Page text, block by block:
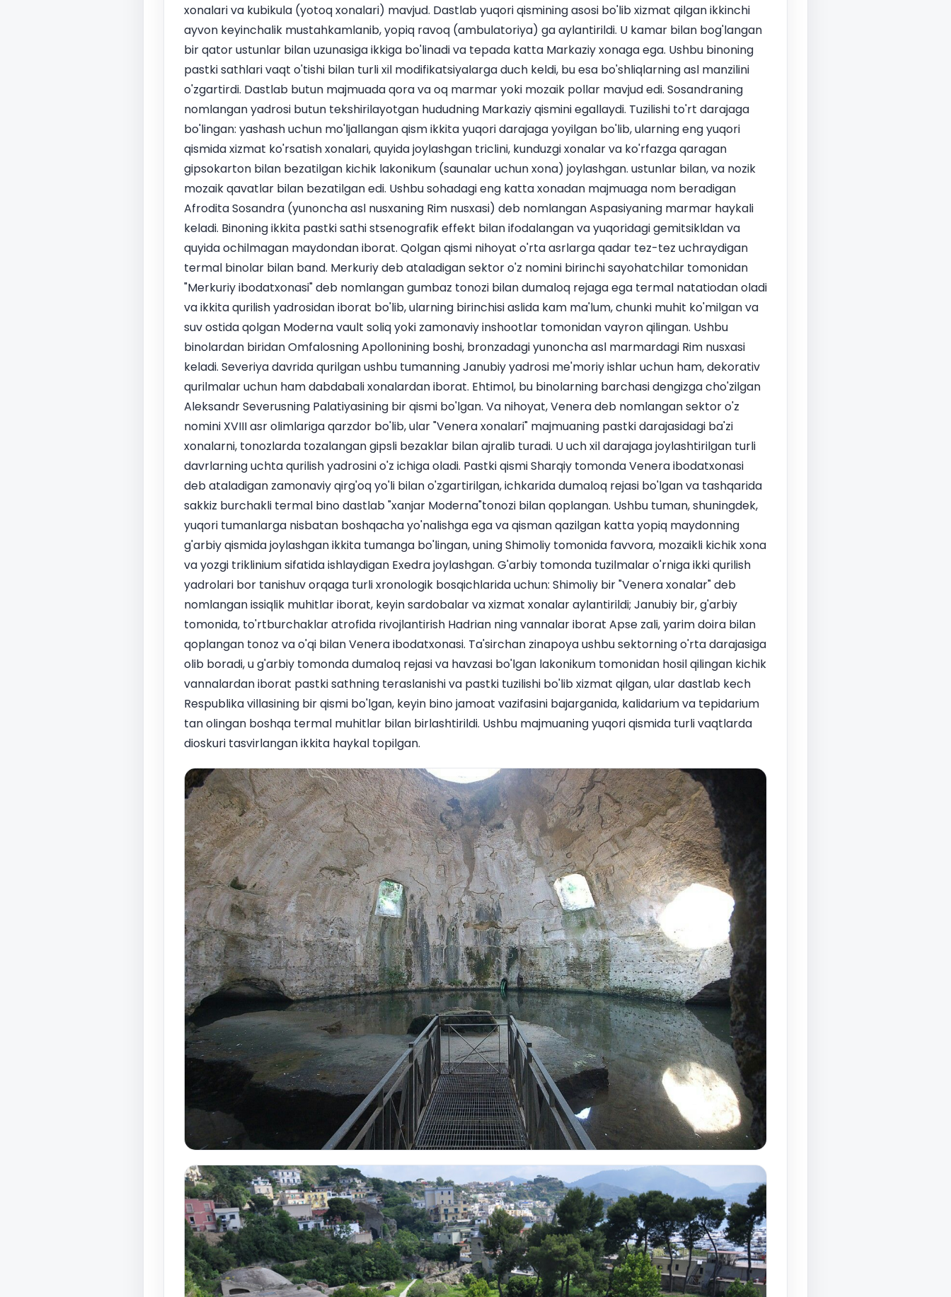
xonalari va kubikula (yotoq xonalari) mavjud. Dastlab yuqori qismining asosi bo'lib xizmat qilgan ikkinchi
ayvon keyinchalik mustahkamlanib, yopiq ravoq (ambulatoriya) ga aylantirildi. U kamar bilan bog'langan
bir qator ustunlar bilan uzunasiga ikkiga bo'linadi va tepada katta Markaziy xonaga ega. Ushbu binoning
pastki sathlari vaqt o'tishi bilan turli xil modifikatsiyalarga duch keldi, bu esa bo'shliqlarning asl manzilini
o'zgartirdi. Dastlab butun majmuada qora va oq marmar yoki mozaik pollar mavjud edi. Sosandraning
nomlangan yadrosi butun tekshirilayotgan hududning Markaziy qismini egallaydi. Tuzilishi to'rt darajaga
bo'lingan: yashash uchun mo'ljallangan qism ikkita yuqori darajaga yoyilgan bo'lib, ularning eng yuqori
qismida xizmat ko'rsatish xonalari, quyida joylashgan triclini, kunduzgi xonalar va ko'rfazga qaragan
gipsokarton bilan bezatilgan kichik lakonikum (saunalar uchun xona) joylashgan. ustunlar bilan, va nozik
mozaik qavatlar bilan bezatilgan edi. Ushbu sohadagi eng katta xonadan majmuaga nom beradigan
Afrodita Sosandra (yunoncha asl nusxaning Rim nusxasi) deb nomlangan Aspasiyaning marmar haykali
keladi. Binoning ikkita pastki sathi stsenografik effekt bilan ifodalangan va yuqoridagi gemitsikldan va
quyida ochilmagan maydondan iborat. Qolgan qismi nihoyat o'rta asrlarga qadar tez-tez uchraydigan
termal binolar bilan band. Merkuriy deb ataladigan sektor o'z nomini birinchi sayohatchilar tomonidan
"Merkuriy ibodatxonasi" deb nomlangan gumbaz tonozi bilan dumaloq rejaga ega termal natatiodan oladi
va ikkita qurilish yadrosidan iborat bo'lib, ularning birinchisi aslida kam ma'lum, chunki muhit ko'milgan va
suv ostida qolgan Moderna vault soliq yoki zamonaviy inshootlar tomonidan vayron qilingan. Ushbu
binolardan biridan Omfalosning Apollonining boshi, bronzadagi yunoncha asl marmardagi Rim nusxasi
keladi. Severiya davrida qurilgan ushbu tumanning Janubiy yadrosi me'moriy ishlar uchun ham, dekorativ
qurilmalar uchun ham dabdabali xonalardan iborat. Ehtimol, bu binolarning barchasi dengizga cho'zilgan
Aleksandr Severusning Palatiyasining bir qismi bo'lgan. Va nihoyat, Venera deb nomlangan sektor o'z
nomini XVIII asr olimlariga qarzdor bo'lib, ular "Venera xonalari" majmuaning pastki darajasidagi ba'zi
xonalarni, tonozlarda tozalangan gipsli bezaklar bilan ajralib turadi. U uch xil darajaga joylashtirilgan turli
davrlarning uchta qurilish yadrosini o'z ichiga oladi. Pastki qismi Sharqiy tomonda Venera ibodatxonasi
deb ataladigan zamonaviy qirg'oq yo'li bilan o'zgartirilgan, ichkarida dumaloq rejasi bo'lgan va tashqarida
sakkiz burchakli termal bino dastlab "xanjar Moderna"tonozi bilan qoplangan. Ushbu tuman, shuningdek,
yuqori tumanlarga nisbatan boshqacha yo'nalishga ega va qisman qazilgan katta yopiq maydonning
g'arbiy qismida joylashgan ikkita tumanga bo'lingan, uning Shimoliy tomonida favvora, mozaikli kichik xona
va yozgi triklinium sifatida ishlaydigan Exedra joylashgan. G'arbiy tomonda tuzilmalar o'rniga ikki qurilish
yadrolari bor tanishuv orqaga turli xronologik bosqichlarida uchun: Shimoliy bir "Venera xonalar" deb
nomlangan issiqlik muhitlar iborat, keyin sardobalar va xizmat xonalar aylantirildi; Janubiy bir, g'arbiy
tomonida, to'rtburchaklar atrofida rivojlantirish Hadrian ning vannalar iborat Apse zali, yarim doira bilan
qoplangan tonoz va o'qi bilan Venera ibodatxonasi. Ta'sirchan zinapoya ushbu sektorning o'rta darajasiga
olib boradi, u g'arbiy tomonda dumaloq rejasi va havzasi bo'lgan lakonikum tomonidan hosil qilingan kichik
vannalardan iborat pastki sathning teraslanishi va pastki tuzilishi bo'lib xizmat qilgan, ular dastlab kech
Respublika villasining bir qismi bo'lgan, keyin bino jamoat vazifasini bajarganida, kalidarium va tepidarium
tan olingan boshqa termal muhitlar bilan birlashtirildi. Ushbu majmuaning yuqori qismida turli vaqtlarda
dioskuri tasvirlangan ikkita haykal topilgan.